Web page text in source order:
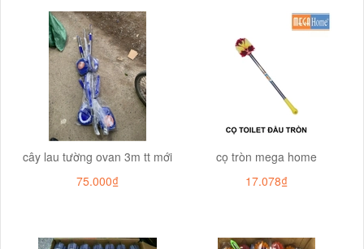
cây lau tường ovan 3m tt mới
75.000₫
cọ tròn mega home
17.078₫